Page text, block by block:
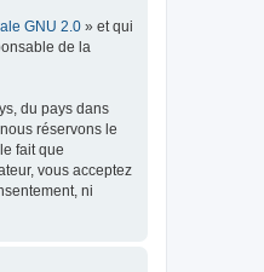
GNU 2.0 » et qui
de la
du pays dans
réservons le
fait que
vous acceptez
ni